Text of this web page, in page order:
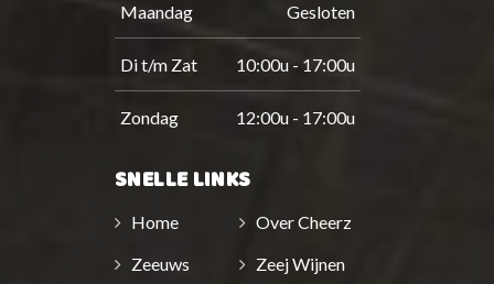
Maandag Gesloten
Di t/m Zat 10:00u - 17:00u
Zondag 12:00u - 17:00u
SNELLE LINKS
Home
Over Cheerz
Zeeuws
Zeej Wijnen